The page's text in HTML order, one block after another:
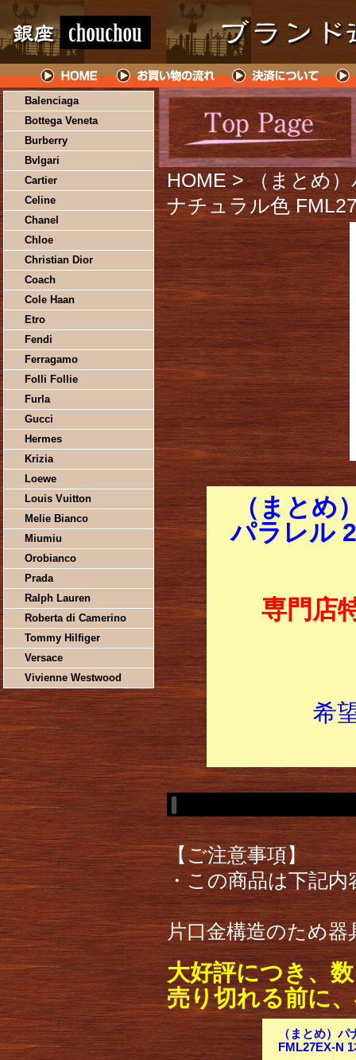
Balenciaga
Bottega Veneta
Burberry
Bvlgari
Cartier
Celine
Chanel
Chloe
Christian Dior
Coach
Cole Haan
Etro
Fendi
Ferragamo
Folli Follie
Furla
Gucci
Hermes
Krizia
Loewe
Louis Vuitton
Melie Bianco
Miumiu
Orobianco
Prada
Ralph Lauren
Roberta di Camerino
Tommy Hilfiger
Versace
Vivienne Westwood
HOME > （まとめ
ナチュラル色
（まと
パラレル
専門店
希
【ご注意事項】
・この商品は下記
片口金構造のため
大好評につき、
売り切れる前に
（まとめ）
FML27EX-N